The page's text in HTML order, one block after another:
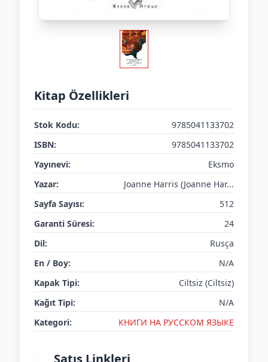
Kitap Özellikleri
Stok Kodu:
9785041133702
ISBN:
9785041133702
Yayınevi:
Eksmo
Yazar:
Joanne Harris (Joanne Har...
Sayfa Sayısı:
512
Garanti Süresi:
24
Dil:
Rusça
En / Boy:
N/A
Kapak Tipi:
Ciltsiz (Ciltsiz)
Kağıt Tipi:
N/A
Kategori:
КНИГИ НА РУССКОМ ЯЗЫКЕ
Satış Linkleri